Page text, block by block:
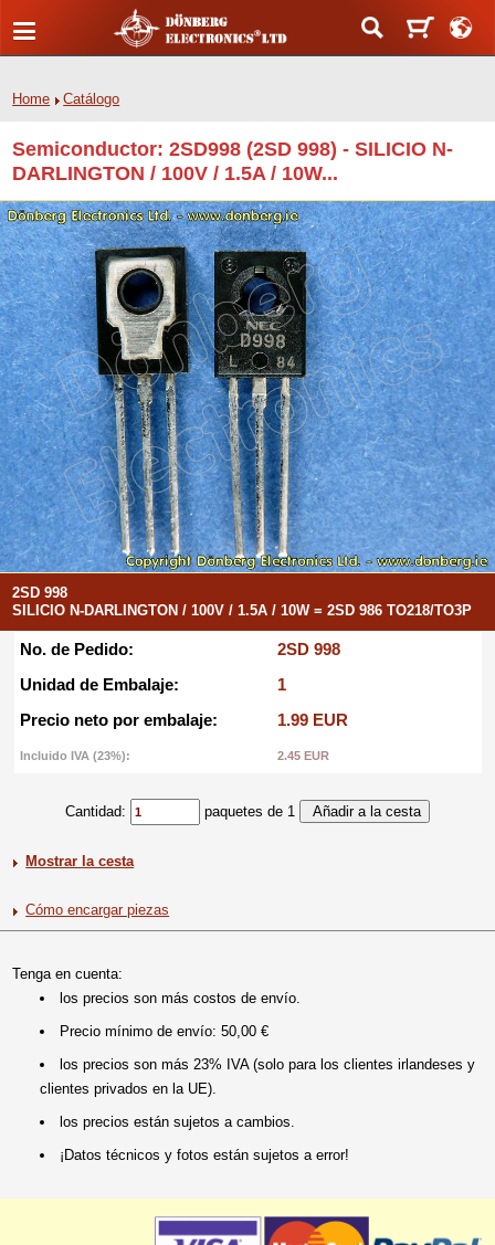
Home Catálogo
Semiconductor: 2SD998 (2SD 998) - SILICIO N-
DARLINGTON / 100V / 1.5A / 10W...
2SD 998
SILICIO N-DARLINGTON / 100V / 1.5A / 10W = 2SD 986 TO218/TO3P
No. de Pedido:
2SD 998
Unidad de Embalaje:
1
Precio neto por embalaje:
1.99 EUR
Incluido IVA (23%): 2.45 EUR
Cantidad: paquetes de 1
Mostrar la cesta
Cómo encargar piezas
Tenga en cuenta:
los precios son más costos de envío.
Precio mínimo de envío: 50,00 €
los precios son más 23% IVA (solo para los clientes irlandeses y
clientes privados en la UE).
los precios están sujetos a cambios.
¡Datos técnicos y fotos están sujetos a error!